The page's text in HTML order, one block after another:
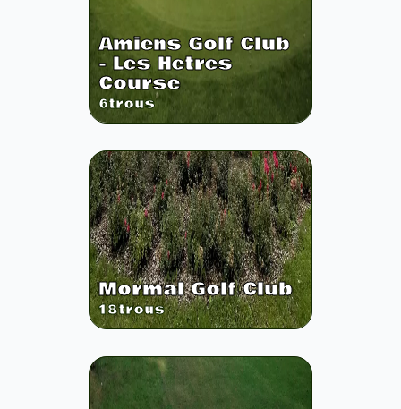
Amiens Golf Club
- Les Hetres
Course
6trous
Mormal Golf Club
18trous